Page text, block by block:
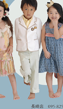
どの銃器類等。
た場合は写真を掲載
ひまわり認定こど
しました
。 ぜひご利用くださ